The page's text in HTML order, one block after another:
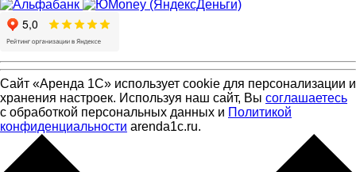
Сайт «Аренда 1С» использует cookie для персонализации и
хранения настроек. Используя наш сайт, Вы соглашаетесь
с обработкой персональных данных и Политикой
конфиденциальности arenda1c.ru.